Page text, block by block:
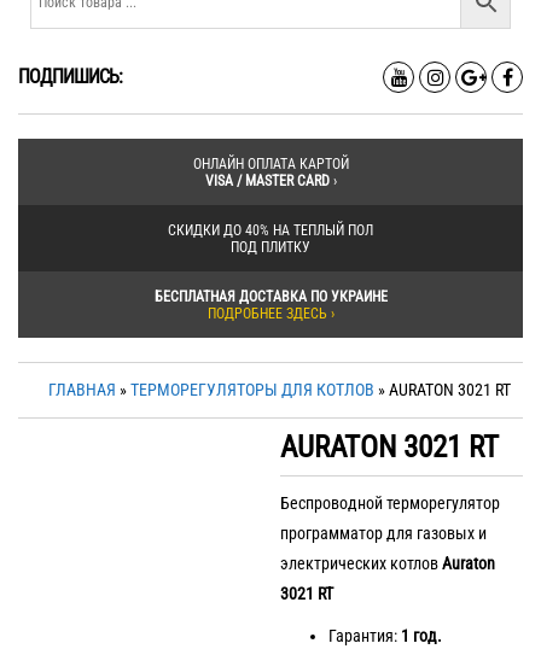
ПОДПИШИСЬ:
ОНЛАЙН ОПЛАТА КАРТОЙ
VISA / MASTER CARD›
СКИДКИ ДО 40% НА ТЕПЛЫЙ ПОЛ
ПОД ПЛИТКУ
БЕСПЛАТНАЯ ДОСТАВКА ПО УКРАИНЕ
ПОДРОБНЕЕ ЗДЕСЬ ›
ГЛАВНАЯ »ТЕРМОРЕГУЛЯТОРЫ ДЛЯ КОТЛОВ » AURATON 3021 RT
AURATON 3021 RT
Беспроводной терморегулятор
программатор для газовых и
электрических котловAuraton
3021 RT
Гарантия: 1 год.